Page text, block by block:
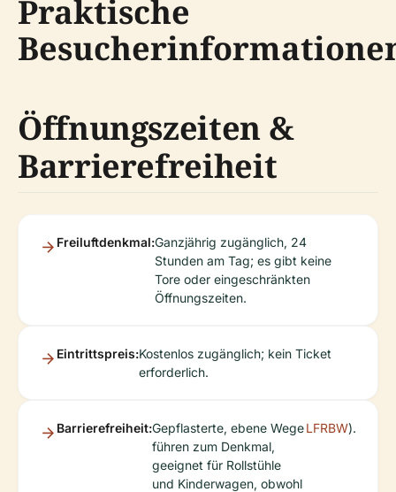
Praktische
Öffnungszeiten &
Barrierefreiheit
Freiluftdenkmal:Ganzjährig zugänglich, 24
Stunden am Tag; es gibt keine
Tore oder eingeschränkten
Öffnungszeiten.
Eintrittspreis:Kostenlos zugänglich; kein Ticket
erforderlich.
Barrierefreiheit:Gepflasterte, ebene Wege
führen zum Denkmal,
geeignet für Rollstühle
und Kinderwagen, obwohl
LFRBW).